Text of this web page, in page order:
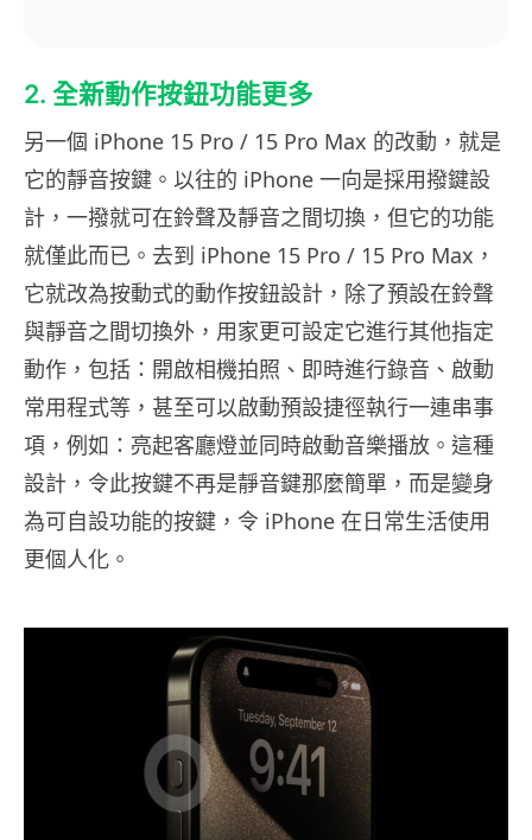
2. 全新動作按鈕功能更多
另一個 iPhone 15 Pro / 15 Pro Max 的改動，就是
它的靜音按鍵。以往的 iPhone 一向是採用撥鍵設
計，一撥就可在鈴聲及靜音之間切換，但它的功能
就僅此而已。去到 iPhone 15 Pro / 15 Pro Max，
它就改為按動式的動作按鈕設計，除了預設在鈴聲
與靜音之間切換外，用家更可設定它進行其他指定
動作，包括：開啟相機拍照、即時進行錄音、啟動
常用程式等，甚至可以啟動預設捷徑執行一連串事
項，例如：亮起客廳燈並同時啟動音樂播放。這種
設計，令此按鍵不再是靜音鍵那麼簡單，而是變身
為可自設功能的按鍵，令 iPhone 在日常生活使用
更個人化。